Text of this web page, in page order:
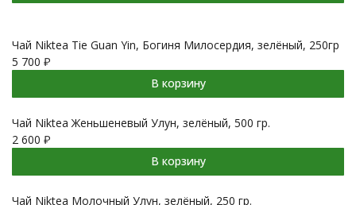
Чай Niktea Tie Guan Yin, Богиня Милосердия, зелёный, 250гр
5 700 ₽
В корзину
Чай Niktea Женьшеневый Улун, зелёный, 500 гр.
2 600 ₽
В корзину
Чай Niktea Молочный Улун, зелёный, 250 гр.